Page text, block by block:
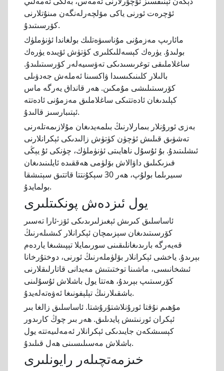
ئۆچرەت ئورنى ياكى مۆلچەرلەنگەن مىنۇتلارنى
كۆرسىتىدۇ.
مائارىپ مەزمۇنى مۇناسىۋەتلىك بولغاندا ئۈنۈملۈك
بولىدۇ. يۈرەك كېسەللىكلىرى كۈتۈش ئۆيىدە يۈرەك
ساغلاملىقى توغرىسىدىكى تەۋسىيەلەر كۆرسىتىلىدۇ.
بالىلار كلىنىكىسىدا ۋاكسىنا ئەملەش جەدۋىلى
كۆرسىتىلىشى مۇمكىن. ھەر قانداق يەرگە ماس
كېلىدىغان ئادەتتىكى ساغلاملىق مەزمۇنى ئادەتتە
ئېتىبارسىز قالىدۇ.
بەزى ئورۇنلار بىمارلارنىڭ بىلمەيدىغان مۇلازىمەتلەرنى
تەشۋىق قىلىش ئۈچۈن كۈتۈش زالىدىكى ئېكرانلارنى
ئىشلىتىدۇ. بۇ ئۇسۇل ناھايىتى ئۈنۈملۈك، چۈنكى ئۇ يېڭى
فىزىكىلىق داۋالاش بۆلۈمى ھەققىدە ئايلىنىدىغان
سىيرىلما بولۇپ، ھەر 30 سېكۇنتتا قاتتىق سېتىشقا
بولمايدۇ.
يول ئىزدەش پونكىتلىرى
ئاساسلىق كىرىش ئېغىزلىرىدىكى ئۆز-ئارا تەسىر
كۆرسىتىدىغان سېزىمچان ئېكرانلار كىشىلەرنىڭ
قەيەرگە بارىدىغانلىقىنى سورىمايلا تېپىشىغا ياردەم
بېرىدۇ. ياخشى ئېكرانلار بۆلۈملەرنىڭ ئورنى، دوختۇرخانا
ئىشخانىسى، ماشىنا توختىتىش مەيدانى قاتارلىقلارنى
كۆرسىتىپ بېرىدۇ، ھەتتا يول باشلاش ئۇسۇلىنى
باشقىلارنىڭ تېلېفونىغا ئەۋەتەلەيدۇ.
مۇھىم نۇقتا ئورۇنلاشتۇرۇشتا. ئاساسلىق زالغا بىر
ئېكران ئورنىتىش پايدىلىق. ھەر بىر چوڭ كارىدور
كېسىشكەن جايىدىكى ئېكرانلار ئەمەلىيەتتە يول
باشلاش مەسىلىسىنى ھەل قىلىدۇ.
خىزمەتچىلەر رايونلىرى